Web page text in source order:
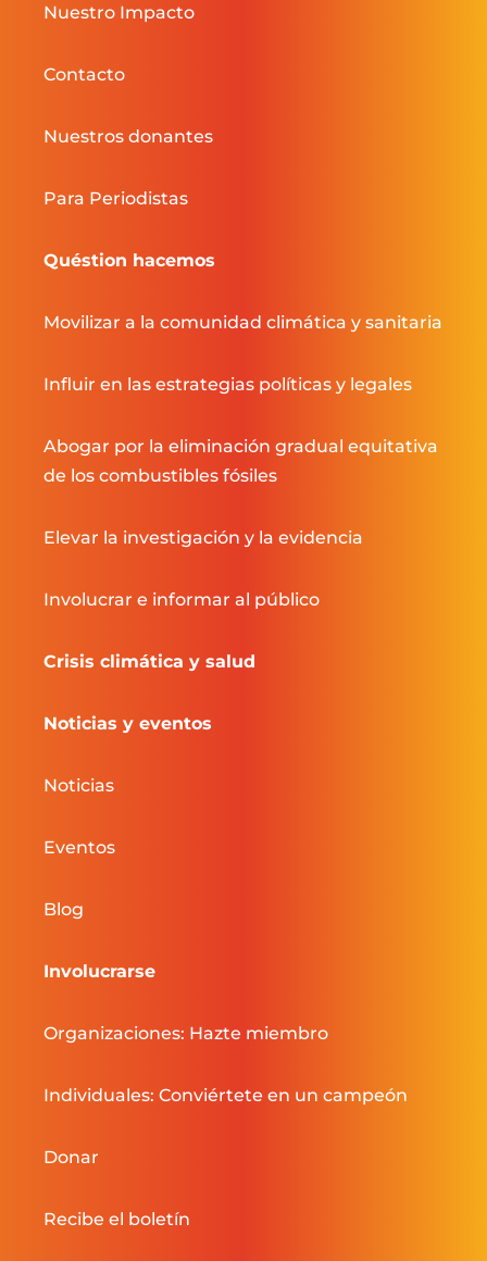
Nuestro Impacto
Contacto
Nuestros donantes
Para Periodistas
Quéstion hacemos
Movilizar a la comunidad climática y sanitaria
Influir en las estrategias políticas y legales
Abogar por la eliminación gradual equitativa
de los combustibles fósiles
Elevar la investigación y la evidencia
Involucrar e informar al público
Crisis climática y salud
Noticias y eventos
Noticias
Eventos
Blog
Involucrarse
Organizaciones: Hazte miembro
Individuales: Conviértete en un campeón
Donar
Recibe el boletín